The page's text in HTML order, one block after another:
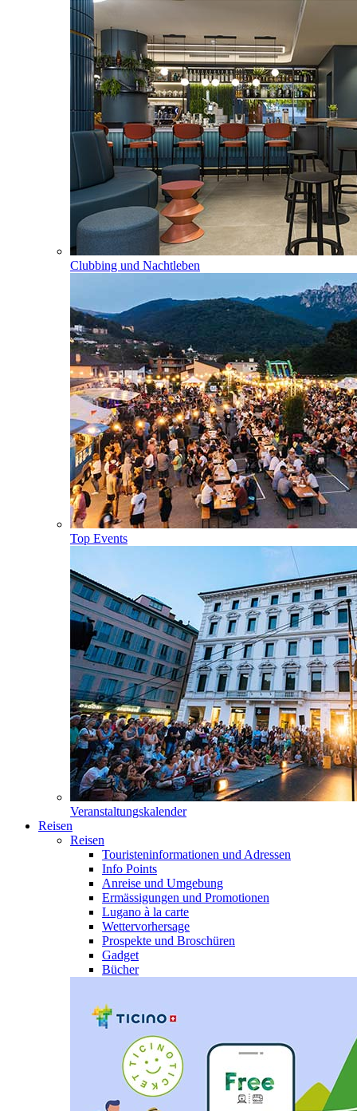
Clubbing und Nachtleben
Top Events
Veranstaltungskalender
Reisen
Reisen
Touristeninformationen und Adressen
Info Points
Anreise und Umgebung
Ermässigungen und Promotionen
Lugano à la carte
Wettervorhersage
Prospekte und Broschüren
Gadget
Bücher